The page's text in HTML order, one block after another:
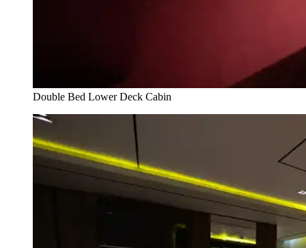
Double Bed Lower Deck Cabin